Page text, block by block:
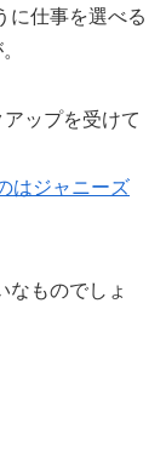
に仕事を選べる
ップを受けて
はジャニーズ
なものでしょ